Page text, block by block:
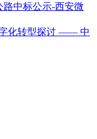
路中标公示-西安微
化转型探讨 —— 中